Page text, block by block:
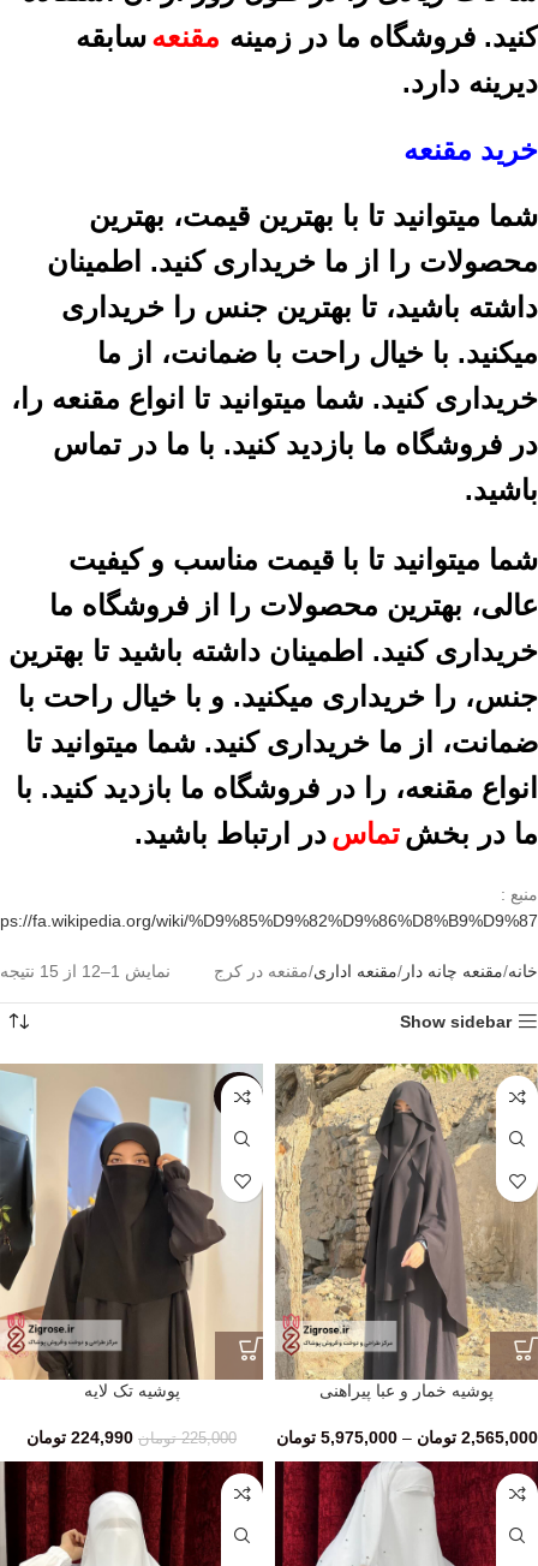
کنید. فروشگاه ما در زمینه مقنعهسابقه
دیرینه دارد.
خرید مقنعه
شما میتوانید تا با بهترین قیمت، بهترین
محصولات را از ما خریداری کنید. اطمینان
داشته باشید، تا بهترین جنس را خریداری
میکنید. با خیال راحت با ضمانت، از ما
خریداری کنید. شما میتوانید تا انواع مقنعه را،
در فروشگاه ما بازدید کنید. با ما در تماس
باشید.
شما میتوانید تا با قیمت مناسب و کیفیت
عالی، بهترین محصولات را از فروشگاه ما
خریداری کنید. اطمینان داشته باشید تا بهترین
جنس، را خریداری میکنید. و با خیال راحت با
ضمانت، از ما خریداری کنید. شما میتوانید تا
انواع مقنعه، را در فروشگاه ما بازدید کنید. با
ما در بخشتماسدر ارتباط باشید.
منبع :
fa.wikipedia.org/wiki/%D9%85%D9%82%D9%86%D8%B9%D9%87
خانه مقنعه چانه دار مقنعه اداری مقنعه در کرج نمایش 1–12 از 15 نتیجه
Show sidebar
پوشیه خمار و عبا پیراهنی
2,565,000 تومان –
5,975,000 تومان
SALE
پوشیه تک لایه
225,000 تومان 224,990 تومان